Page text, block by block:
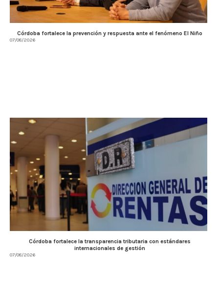
Córdoba fortalece la prevención y respuesta ante el fenómeno El Niño
07/08/2026
Córdoba fortalece la transparencia tributaria con estándares
internacionales de gestión
07/08/2026